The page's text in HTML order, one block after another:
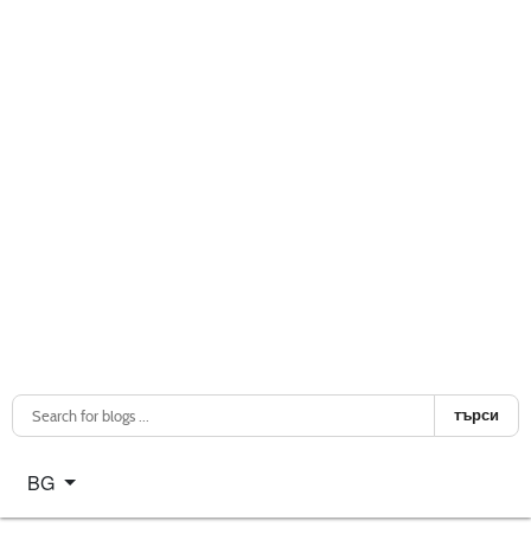
търси
Изберете език
BG